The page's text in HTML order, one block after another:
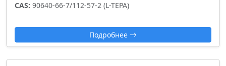
CAS: 90640-66-7/112-57-2 (L-TEPA)
Подробнее